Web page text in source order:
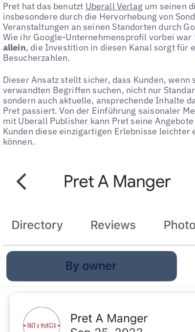
Pret hat das benutzt Uberall Verlag um seinen
insbesondere durch die Hervorhebung von
Veranstaltungen an seinen Standorten durch
Wie ihr Google-Unternehmensprofil vorbei war
allein, die Investition in diesen Kanal sorgt für
Besucherzahlen.
Dieser Ansatz stellt sicher, dass Kunden, wenn
verwandten Begriffen suchen, nicht nur
sondern auch aktuelle, ansprechende Inhalte
Pret passiert. Von der Einführung saisonaler
mit Uberall Publisher kann Pret seine
Kunden diese einzigartigen Erlebnisse leichter
können.